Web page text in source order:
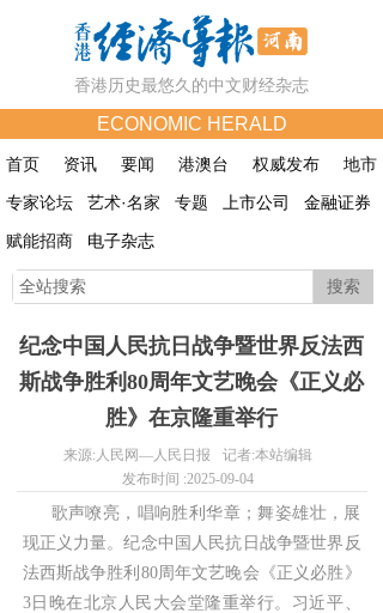
首页 资讯 要闻 港澳台 权威发布
地市
专家论坛
艺术·名家 专题 上市公司
金融证券
赋能招商
电子杂志
ECONOMIC HERALD
香港历史最悠久的中文财经杂志
搜索
纪念中国人民抗日战争暨世界反法西
斯战争胜利80周年文艺晚会《正义必
胜》在京隆重举行
来源: 人民网—人民日报 记者:本站编辑
发布时间 :2025-09-04
歌声嘹亮，唱响胜利华章；舞姿雄壮，展
现正义力量。纪念中国人民抗日战争暨世界反
法西斯战争胜利80周年文艺晚会《正义必胜》
3日晚在北京人民大会堂隆重举行。习近平、